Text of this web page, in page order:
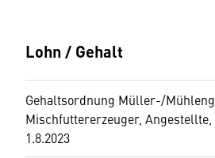
Lohn / Gehalt
Gehaltsordnung Müller-/
Mischfuttererzeuger,
1.8.2023